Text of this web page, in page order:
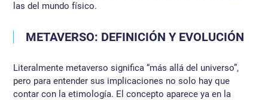
las del mundo físico.
METAVERSO: DEFINICIÓN Y EVOLUCIÓN
Literalmente metaverso significa “más allá del universo”,
pero para entender sus implicaciones no solo hay que
contar con la etimología. El concepto aparece ya en la